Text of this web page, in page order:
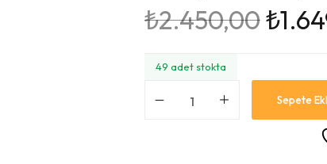
₺2.450,00₺
49 adet stokta
Sepete